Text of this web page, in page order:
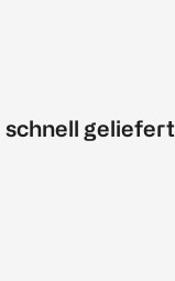
schnell geliefert